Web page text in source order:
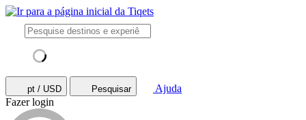
pt / USD Pesquisar
Ajuda
Fazer login